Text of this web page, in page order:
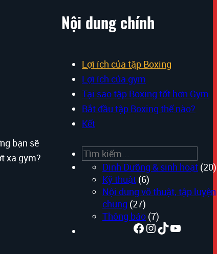
bạn sẽ
xa gym?
Nội dung chính
Lợi ích của tập Boxing
Lợi ích của gym
Tại sao tập Boxing tốt hơn Gym
Bắt đầu tập Boxing thế nào?
Kết
Search
Dinh Dưỡng & sinh hoạt(20)
Kỹ thuật(6)
Nội dung võ thuật, tập luyện
chung (27)
Thông báo(7)
Facebook
Instagram
TikTok
Youtube